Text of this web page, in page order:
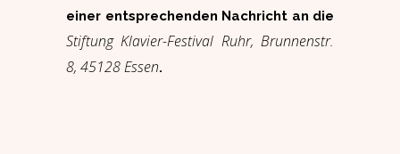
einer entsprechenden Nachricht an die
Stiftung Klavier-Festival Ruhr, Brunnenstr.
8, 45128 Essen.